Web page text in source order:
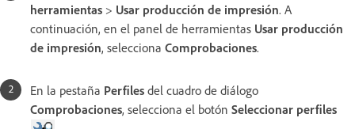
herramientas > Usar producción de impresión. A
continuación, en el panel de herramientas Usar producción
de impresión, selecciona Comprobaciones.
En la pestaña Perfiles del cuadro de diálogo
Comprobaciones, selecciona el botón Seleccionar perfiles